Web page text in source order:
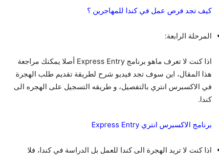
كيف تجد فرص عمل في كندا للمهاجرين ؟
المرحلة الرابعة:
اذا كنت لا تعرف ماهو برنامج Express Entry أصلا يمكنك مراجعة
هذا المقال، اين سوف تجد فيديو شرح لطريقة تقديم طلب الهجرة
في الاكسبرس انتري بالتفصيل، و طريقه التسجيل على الهجره الى
كندا.
برنامج الاكسبرس انتري Express Entry
اذا كنت لا تريد الهجرة الى كندا للعمل بل الدراسة في كندا، فلا